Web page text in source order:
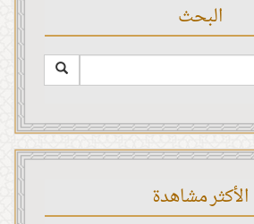
البحث
الأكثر مشاهدة